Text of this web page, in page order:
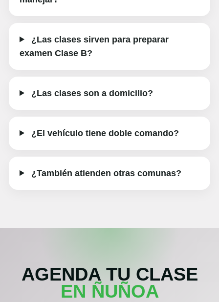
¿Las clases sirven para preparar
examen Clase B?
¿Las clases son a domicilio?
¿El vehículo tiene doble comando?
¿También atienden otras comunas?
AGENDA TU CLASE
EN ÑUÑOA